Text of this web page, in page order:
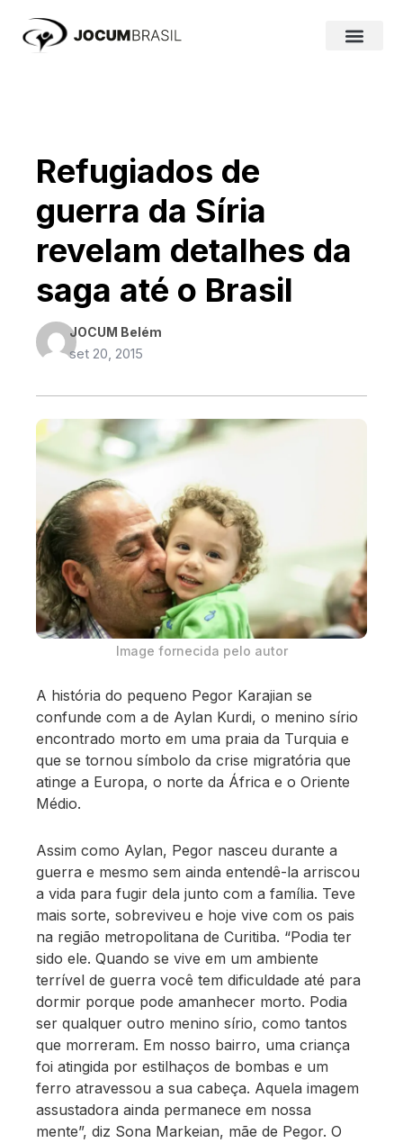
para
Refugiados de
guerra da Síria
revelam detalhes da
saga até o Brasil
JOCUM Belém
set 20, 2015
Image fornecida pelo autor
A história do pequeno Pegor Karajian se
confunde com a de Aylan Kurdi, o menino sírio
encontrado morto em uma praia da Turquia e
que se tornou símbolo da crise migratória que
atinge a Europa, o norte da África e o Oriente
Médio.
Assim como Aylan, Pegor nasceu durante a
guerra e mesmo sem ainda entendê-la arriscou
a vida para fugir dela junto com a família. Teve
mais sorte, sobreviveu e hoje vive com os pais
na região metropolitana de Curitiba. “Podia ter
sido ele. Quando se vive em um ambiente
terrível de guerra você tem dificuldade até para
dormir porque pode amanhecer morto. Podia
ser qualquer outro menino sírio, como tantos
que morreram. Em nosso bairro, uma criança
foi atingida por estilhaços de bombas e um
ferro atravessou a sua cabeça. Aquela imagem
assustadora ainda permanece em nossa
mente”, diz Sona Markeian, mãe de Pegor. O